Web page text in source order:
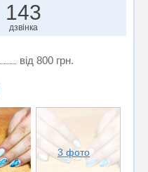
143
дзвінка
від 800 грн.
3 фото